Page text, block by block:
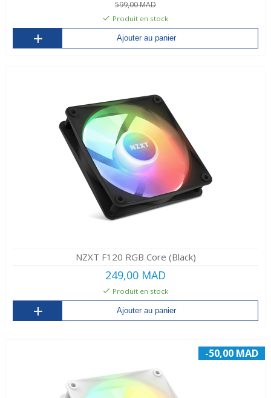
599,00 MAD
Produit en stock
Ajouter au panier
NZXT F120 RGB Core (Black)
249,00 MAD
Produit en stock
Ajouter au panier
-50,00 MAD